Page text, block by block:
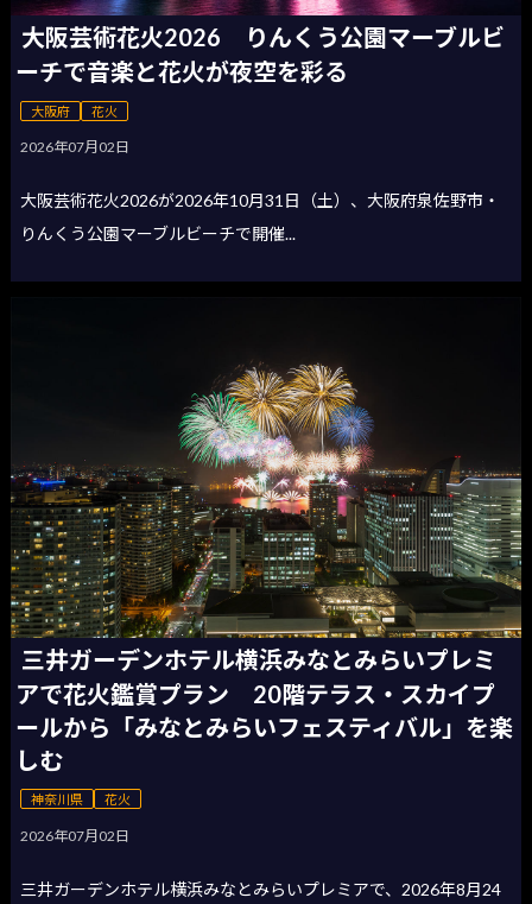
大阪芸術花火2026 りんくう公園マーブルビ
ーチで音楽と花火が夜空を彩る
大阪府 花火
2026年07月02日
大阪芸術花火2026が2026年10月31日（土）、大阪府泉佐野市・
りんくう公園マーブルビーチで開催...
三井ガーデンホテル横浜みなとみらいプレミ
アで花火鑑賞プラン 20階テラス・スカイプ
ールから「みなとみらいフェスティバル」を楽
しむ
神奈川県 花火
2026年07月02日
三井ガーデンホテル横浜みなとみらいプレミアで、2026年8月24